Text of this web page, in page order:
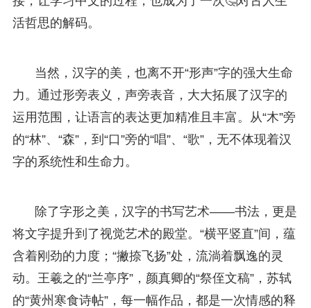
活哲思的解码。
当然，汉字的美，也离不开“形声”字的强大生命
力。通过形旁表义，声旁表音，大大拓展了汉字的
运用范围，让语言的表达更加精准且丰富。从“木”旁
的“林”、“森”，到“口”旁的“唱”、“歌”，无不体现着汉
字的系统性和生命力。
除了字形之美，汉字的书写艺术——书法，更是
将文字提升到了视觉艺术的殿堂。“横平竖直”间，蕴
含着刚劲的力度；“撇捺飞扬”处，流淌着飘逸的灵
动。王羲之的“兰亭序”，颜真卿的“祭侄文稿”，苏轼
的“黄州寒食诗帖”，每一幅作品，都是一次情感的释